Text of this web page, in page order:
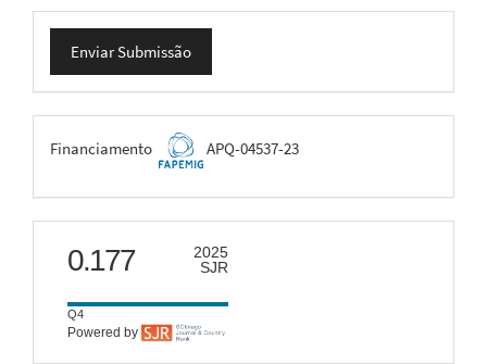
Enviar
Submissão
Enviar Submissão
FAPEMIG
Financiamento APQ-04537-23
scimago
0.177
2025
SJR
Q4
Powered by